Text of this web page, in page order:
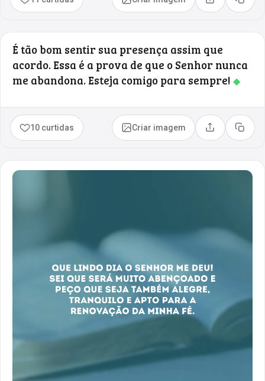
Compartilhar
Copiar
É tão bom sentir sua presença assim que
acordo. Essa é a prova de que o Senhor nunca
me abandona. Esteja comigo para sempre! ◆
10 curtidas Criar imagem Compartilhar
Copiar